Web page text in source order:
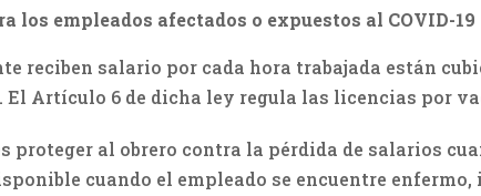
los empleados afectados o expuestos al COVID-19
reciben salario por cada hora trabajada están
El Artículo 6 de dicha ley regula las licencias por
al obrero contra la pérdida de salarios
cuando el empleado se encuentre